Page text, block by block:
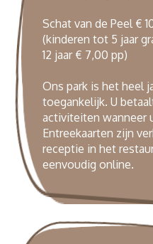
Schat van de Peel €
(kinderen tot 5 jaar
12 jaar € 7,00 pp)
Ons park is het heel
toegankelijk. U
activiteiten wanneer
Entreekaarten zijn
receptie in het
eenvoudig online.